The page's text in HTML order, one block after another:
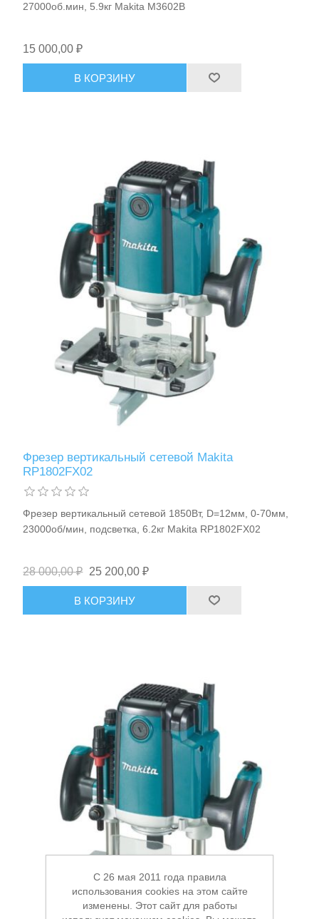
27000об.мин, 5.9кг Makita M3602B
15 000,00 ₽
В КОРЗИНУ
Фрезер вертикальный сетевой Makita
RP1802FX02
Фрезер вертикальный сетевой 1850Вт, D=12мм, 0-70мм,
23000об/мин, подсветка, 6.2кг Makita RP1802FX02
28 000,00 ₽ 25 200,00 ₽
В КОРЗИНУ
C 26 мая 2011 года правила
использования cookies на этом сайте
изменены. Этот сайт для работы